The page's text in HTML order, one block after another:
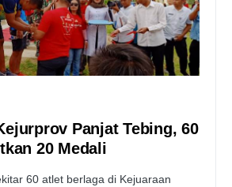
Panjat Tebing, 60
20 Medali
60 atlet berlaga di Kejuaraan